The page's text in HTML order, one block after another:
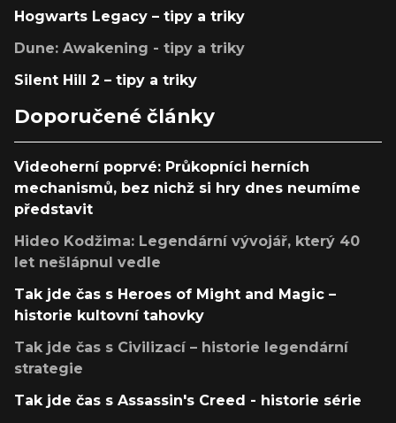
Hogwarts Legacy – tipy a triky
Dune: Awakening - tipy a triky
Silent Hill 2 – tipy a triky
Doporučené články
Videoherní poprvé: Průkopníci herních
mechanismů, bez nichž si hry dnes neumíme
představit
Hideo Kodžima: Legendární vývojář, který 40
let nešlápnul vedle
Tak jde čas s Heroes of Might and Magic –
historie kultovní tahovky
Tak jde čas s Civilizací – historie legendární
strategie
Tak jde čas s Assassin's Creed - historie série